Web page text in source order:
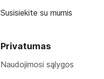
Susisiekite su mumis
Privatumas
Naudojimosi sąlygos